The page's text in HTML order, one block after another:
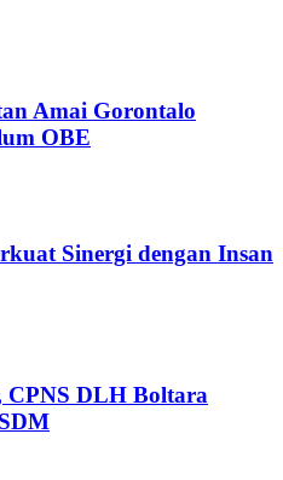
Amai Gorontalo
OBE
Sinergi dengan Insan
CPNS DLH Boltara